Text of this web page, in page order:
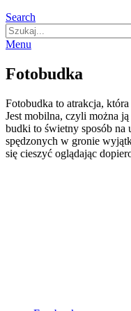
Search
Menu
Fotobudka
Fotobudka to atrakcja,
Jest mobilna, czyli można
budki to świetny sposób
spędzonych w gronie
się cieszyć oglądając